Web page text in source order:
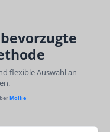
flexible Auswahl an
Mollie